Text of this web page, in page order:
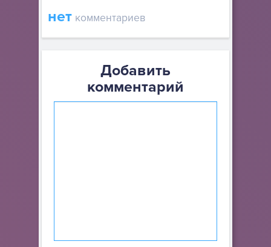
нет комментариев
Добавить
комментарий